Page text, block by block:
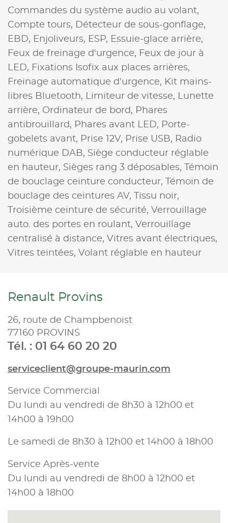
Commandes du système audio au volant,
Compte tours,
Détecteur de sous-gonflage,
EBD, Enjoliveurs, ESP, Essuie-glace arrière,
Feux de freinage d'urgence, Feux de jour à
LED, Fixations Isofix aux places arrières,
Freinage automatique d'urgence, Kit mains-
libres Bluetooth,
Limiteur de vitesse,
Lunette
arrière, Ordinateur de bord, Phares
antibrouillard, Phares avant LED, Porte-
gobelets avant, Prise 12V, Prise USB, Radio
numérique DAB, Siège conducteur réglable
en hauteur, Sièges rang 3 déposables,
Témoin
de bouclage ceinture conducteur,
Témoin de
bouclage des ceintures AV,
Tissu noir,
Troisième ceinture de sécurité, Verrouillage
auto. des portes en roulant, Verrouillage
centralisé à distance, Vitres avant électriques,
Vitres teintées, Volant réglable en hauteur
Renault Provins
26, route de Champbenoist
77160 PROVINS
Tél. : 01 64 60 20 20
serviceclient@groupe-maurin.com
Service Commercial
Du lundi au vendredi de 8h30 à 12h00 et
14h00 à 19h00
Le samedi de 8h30 à 12h00 et 14h00 à 18h00
Service Après-vente
Du lundi au vendredi de 8h00 à 12h00 et
14h00 à 18h00